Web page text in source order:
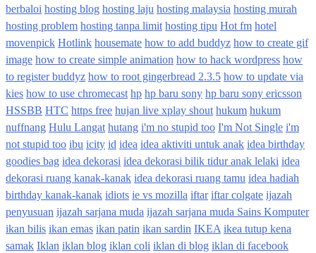
berbaloi hosting blog hosting laju hosting malaysia hosting murah
hosting problem hosting tanpa limit hosting tipu Hot fm hotel
movenpick Hotlink housemate how to add buddyz how to create gif
image how to create simple animation how to hack wordpress how
to register buddyz how to root gingerbread 2.3.5 how to update via
kies how to use chromecast hp hp baru sony hp baru sony ericsson
HSSBB HTC https free hujan live xplay shout hukum hukum
nuffnang Hulu Langat hutang i'm no stupid too I'm Not Single i'm
not stupid too ibu icity id idea idea aktiviti untuk anak idea birthday
goodies bag idea dekorasi idea dekorasi bilik tidur anak lelaki idea
dekorasi ruang kanak-kanak idea dekorasi ruang tamu idea hadiah
birthday kanak-kanak idiots ie vs mozilla iftar iftar colgate ijazah
penyusuan ijazah sarjana muda ijazah sarjana muda Sains Komputer
ikan bilis ikan emas ikan patin ikan sardin IKEA ikea tutup kena
samak Iklan iklan blog iklan coli iklan di blog iklan di facebook